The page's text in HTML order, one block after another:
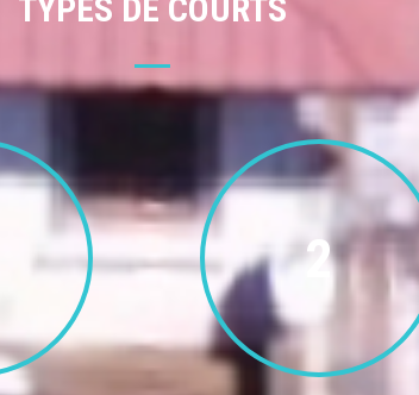
TYPES DE COURTS
2